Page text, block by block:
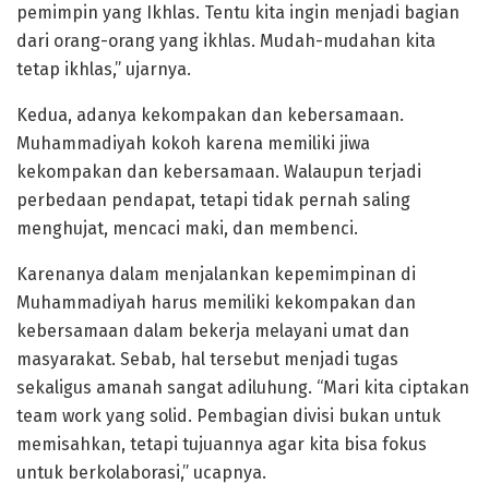
pemimpin yang Ikhlas. Tentu kita ingin menjadi bagian
dari orang-orang yang ikhlas. Mudah-mudahan kita
tetap ikhlas,” ujarnya.
Kedua, adanya kekompakan dan kebersamaan.
Muhammadiyah kokoh karena memiliki jiwa
kekompakan dan kebersamaan. Walaupun terjadi
perbedaan pendapat, tetapi tidak pernah saling
menghujat, mencaci maki, dan membenci.
Karenanya dalam menjalankan kepemimpinan di
Muhammadiyah harus memiliki kekompakan dan
kebersamaan dalam bekerja melayani umat dan
masyarakat. Sebab, hal tersebut menjadi tugas
sekaligus amanah sangat adiluhung. “Mari kita ciptakan
team work yang solid. Pembagian divisi bukan untuk
memisahkan, tetapi tujuannya agar kita bisa fokus
untuk berkolaborasi,” ucapnya.